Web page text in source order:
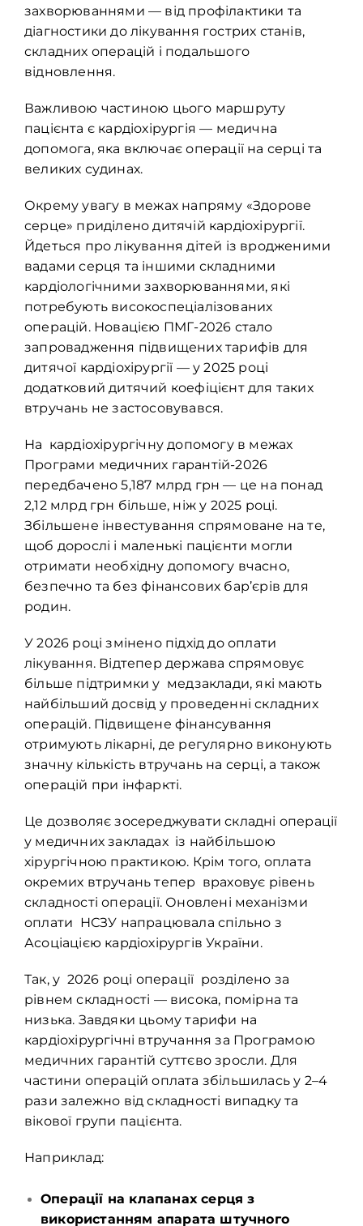
захворюваннями — від профілактики та
діагностики до лікування гострих станів,
складних операцій і подальшого
відновлення.
Важливою частиною цього маршруту
пацієнта є кардіохірургія — медична
допомога, яка включає операції на серці та
великих судинах.
Окрему увагу в межах напряму «Здорове
серце» приділено дитячій кардіохірургії.
Йдеться про лікування дітей із вродженими
вадами серця та іншими складними
кардіологічними захворюваннями, які
потребують високоспеціалізованих
операцій. Новацією ПМГ-2026 стало
запровадження підвищених тарифів для
дитячої кардіохірургії — у 2025 році
додатковий дитячий коефіцієнт для таких
втручань не застосовувався.
На кардіохірургічну допомогу в межах
Програми медичних гарантій-2026
передбачено 5,187 млрд грн — це на понад
2,12 млрд грн більше, ніж у 2025 році.
Збільшене інвестування спрямоване на те,
щоб дорослі і маленькі пацієнти могли
отримати необхідну допомогу вчасно,
безпечно та без фінансових бар’єрів для
родин.
У 2026 році змінено підхід до оплати
лікування. Відтепер держава спрямовує
більше підтримки у медзаклади, які мають
найбільший досвід у проведенні складних
операцій. Підвищене фінансування
отримують лікарні, де регулярно виконують
значну кількість втручань на серці, а також
операцій при інфаркті.
Це дозволяє зосереджувати складні операції
у медичних закладах із найбільшою
хірургічною практикою. Крім того, оплата
окремих втручань тепер враховує рівень
складності операції. Оновлені механізми
оплати НСЗУ напрацювала спільно з
Асоціацією кардіохірургів України.
Так, у 2026 році операції розділено за
рівнем складності — висока, помірна та
низька. Завдяки цьому тарифи на
кардіохірургічні втручання за Програмою
медичних гарантій суттєво зросли. Для
частини операцій оплата збільшилась у 2–4
рази залежно від складності випадку та
вікової групи пацієнта.
Наприклад:
Операції на клапанах серця з
використанням апарата штучного